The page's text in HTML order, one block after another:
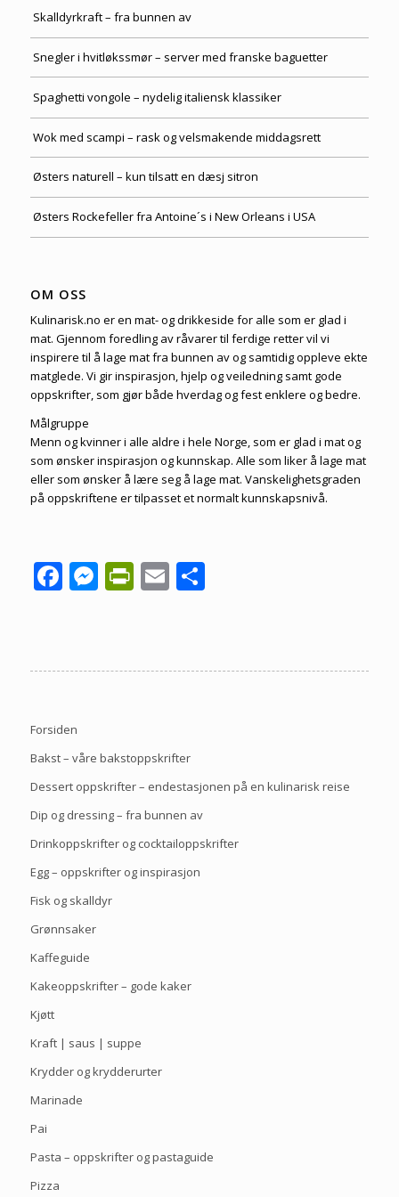
Skalldyrkraft – fra bunnen av
Snegler i hvitløkssmør – server med franske baguetter
Spaghetti vongole – nydelig italiensk klassiker
Wok med scampi – rask og velsmakende middagsrett
Østers naturell – kun tilsatt en dæsj sitron
Østers Rockefeller fra Antoine´s i New Orleans i USA
OM OSS
Kulinarisk.no er en mat- og drikkeside for alle som er glad i
mat. Gjennom foredling av råvarer til ferdige retter vil vi
inspirere til å lage mat fra bunnen av og samtidig oppleve ekte
matglede. Vi gir inspirasjon, hjelp og veiledning samt gode
oppskrifter, som gjør både hverdag og fest enklere og bedre.
Målgruppe
Menn og kvinner i alle aldre i hele Norge, som er glad i mat og
som ønsker inspirasjon og kunnskap. Alle som liker å lage mat
eller som ønsker å lære seg å lage mat. Vanskelighetsgraden
på oppskriftene er tilpasset et normalt kunnskapsnivå.
Facebook
Messenger
PrintFriendly
EmailShare
Forsiden
Bakst – våre bakstoppskrifter
Dessert oppskrifter – endestasjonen på en kulinarisk reise
Dip og dressing – fra bunnen av
Drinkoppskrifter og cocktailoppskrifter
Egg – oppskrifter og inspirasjon
Fisk og skalldyr
Grønnsaker
Kaffeguide
Kakeoppskrifter – gode kaker
Kjøtt
Kraft | saus | suppe
Krydder og krydderurter
Marinade
Pai
Pasta – oppskrifter og pastaguide
Pizza